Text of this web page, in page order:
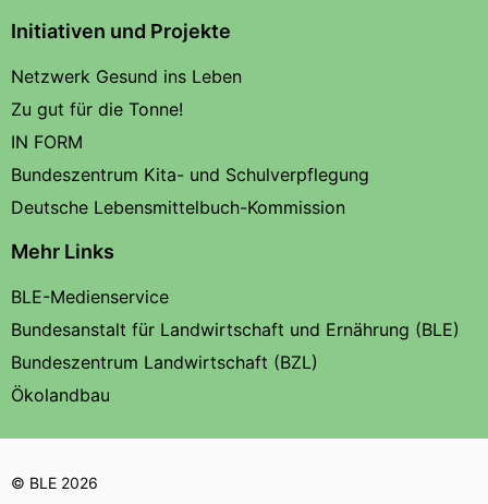
Initiativen und Projekte
Netzwerk Gesund ins Leben
Zu gut für die Tonne!
IN FORM
Bundeszentrum Kita- und Schulverpflegung
Deutsche Lebensmittelbuch-Kommission
Mehr Links
BLE-Medienservice
Bundesanstalt für Landwirtschaft und Ernährung (BLE)
Bundeszentrum Landwirtschaft (BZL)
Ökolandbau
© BLE 2026